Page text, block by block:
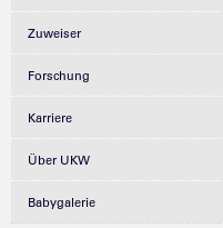
Zuweiser
Forschung
Karriere
Über UKW
Babygalerie